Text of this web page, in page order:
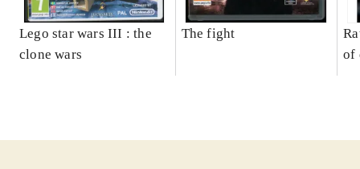
Lego star wars III : the
clone wars
The fight
of